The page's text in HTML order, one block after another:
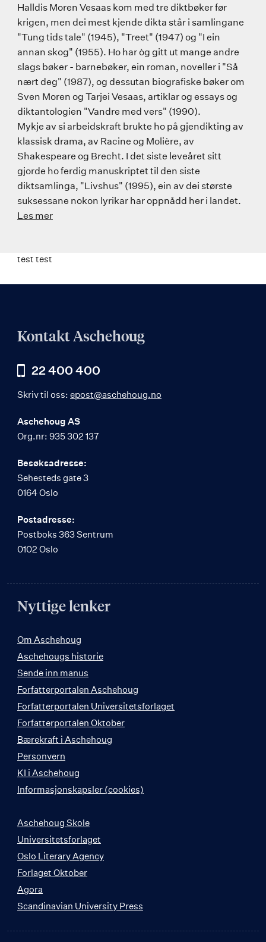
Halldis Moren Vesaas kom med tre diktbøker før
krigen, men dei mest kjende dikta står i samlingane
"Tung tids tale" (1945), "Treet" (1947) og "I ein
annan skog" (1955). Ho har òg gitt ut mange andre
slags bøker - barnebøker, ein roman, noveller i "Så
nært deg" (1987), og dessutan biografiske bøker om
Sven Moren og Tarjei Vesaas, artiklar og essays og
diktantologien "Vandre med vers" (1990).
Mykje av si arbeidskraft brukte ho på gjendikting av
klassisk drama, av Racine og Molière, av
Shakespeare og Brecht. I det siste leveåret sitt
gjorde ho ferdig manuskriptet til den siste
diktsamlinga, "Livshus" (1995), ein av dei største
suksessane nokon lyrikar har oppnådd her i landet.
Les mer
test test
Kontakt Aschehoug
22 400 400
Skriv til oss: epost@aschehoug.no
Aschehoug AS
Org.nr: 935 302 137
Besøksadresse:
Sehesteds gate 3
0164 Oslo
Postadresse:
Postboks 363 Sentrum
0102 Oslo
Nyttige lenker
Om Aschehoug
Aschehougs historie
Sende inn manus
Forfatterportalen Aschehoug
Forfatterportalen Universitetsforlaget
Forfatterportalen Oktober
Bærekraft i Aschehoug
Personvern
KI i Aschehoug
Informasjonskapsler (cookies)
Aschehoug Skole
Universitetsforlaget
Oslo Literary Agency
Forlaget Oktober
Agora
Scandinavian University Press